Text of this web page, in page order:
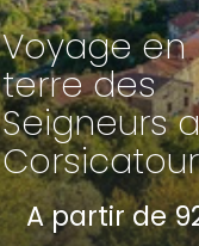
Voyage en
terre des
Seigneurs
A partir de